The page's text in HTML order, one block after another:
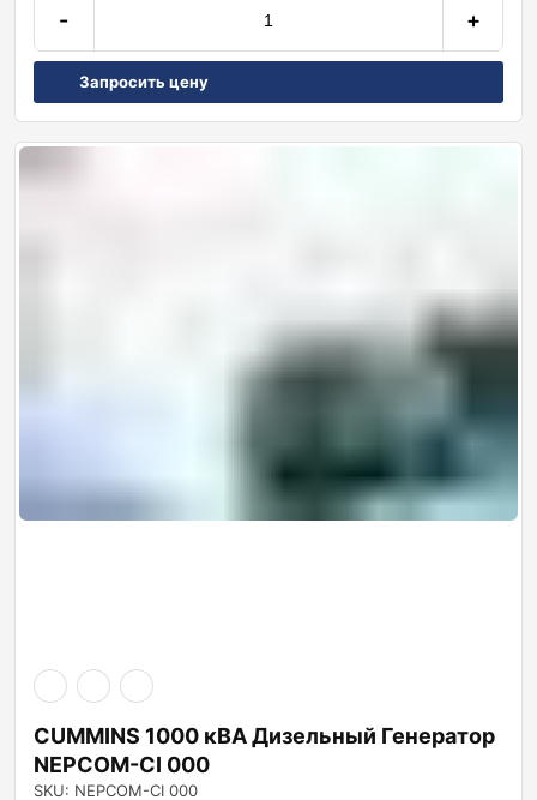
- +
Запросить цену
CUMMINS 1000 кВА Дизельный Генератор
NEPCOM-CI 000
SKU: NEPCOM-CI 000